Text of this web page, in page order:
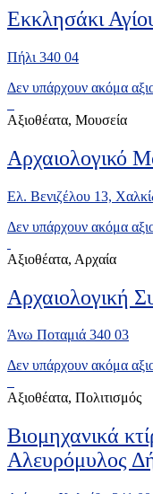
Εκκλησάκι
Πήλι 340 04
Δεν υπάρχουν ακόμα
Αξιοθέατα, Μουσεία
Αρχαιολογικό
Ελ. Βενιζέλου 13,
Δεν υπάρχουν ακόμα
Αξιοθέατα, Αρχαία
Αρχαιολογική
Άνω Ποταμιά 340 03
Δεν υπάρχουν ακόμα
Αξιοθέατα, Πολιτισμός
Βιομηχανικά
Αλευρόμυλος